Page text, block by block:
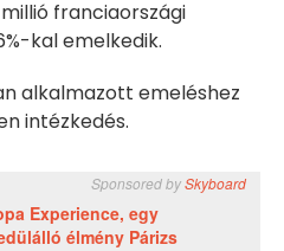
franciaországi
kal emelkedik.
alkalmazott emeléshez
intézkedés.